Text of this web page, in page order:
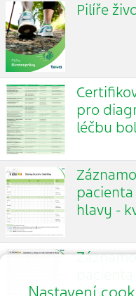
Pilíře
pro
léčbu
hlavy -